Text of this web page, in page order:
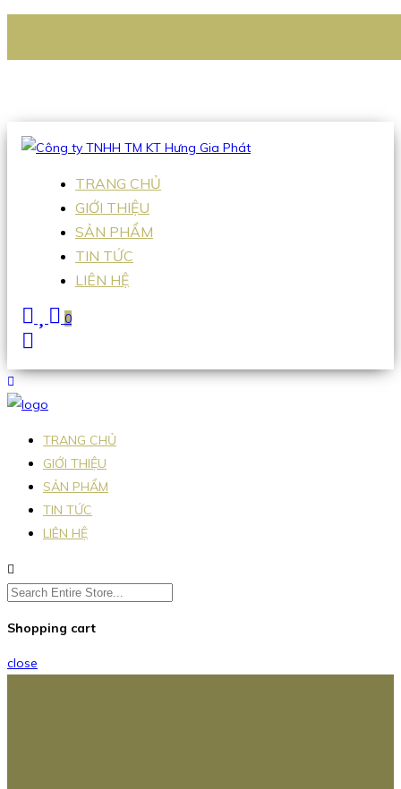
Hotline:0938 336 079
TRANG CHỦ
GIỚI THIỆU
SẢN PHẨM
TIN TỨC
LIÊN HỆ
0
TRANG CHỦ
GIỚI THIỆU
SẢN PHẨM
TIN TỨC
LIÊN HỆ
Shopping cart
close